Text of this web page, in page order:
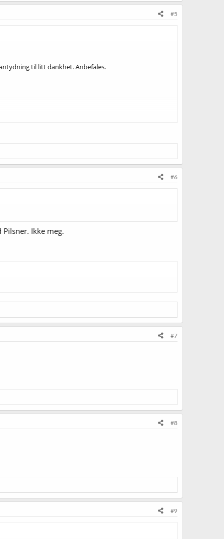
#5
til litt dankhet. Anbefales.
#6
Ikke meg.
#7
#8
#9